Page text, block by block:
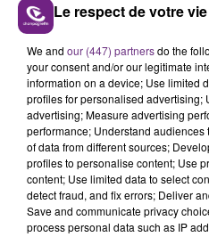
LE MAGASIN
SES PORTES
C'était l'une des
rémois. Le magasin
fermer ses portes.
TITRES DIFFUSÉS
19h42
19h42
Le respect de votre
We and our (447) partnersdo the
your consent and/or our legitimate
information on a device; Use limited
profiles for personalised advertising;
advertising; Measure advertising
performance; Understand
of data from different sources;
profiles to personalise content; Use
content; Use limited data to select
detect fraud, and fix errors; Deliver
Save and communicate privacy
process personal data such as IP